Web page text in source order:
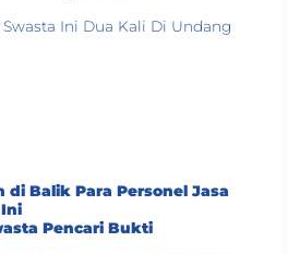
Ini Dua Kali Di Undang
di Balik Para Personel Jasa
Pencari Bukti